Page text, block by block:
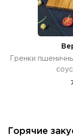
Гренки
Горячие